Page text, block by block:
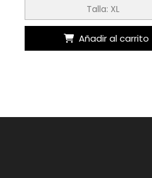
Talla: XL
Añadir al carrito